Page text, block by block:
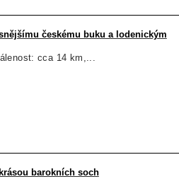
českému buku a lodenickým
cca 14 km,...
barokních soch